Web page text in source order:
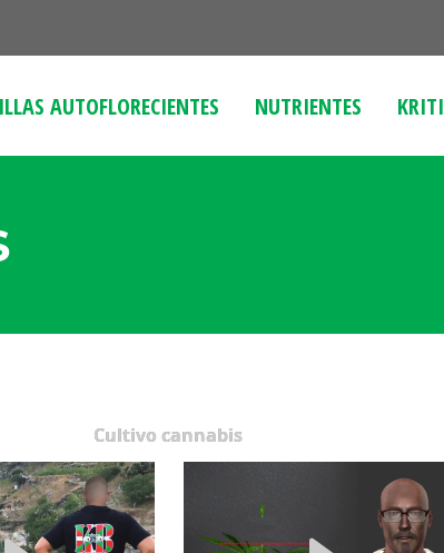
AUTOFLORECIENTES NUTRIENTES
Cultivo cannabis